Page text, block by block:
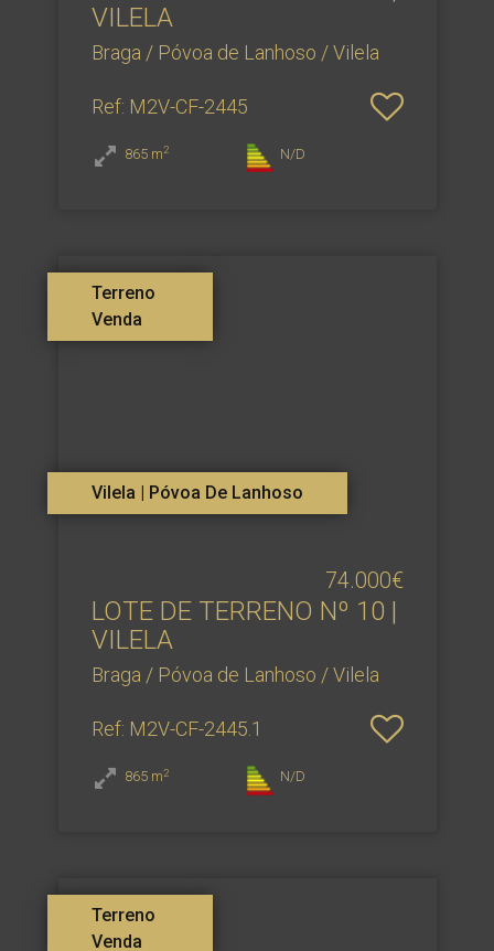
VILELA
Braga / Póvoa de Lanhoso / Vilela
Ref: M2V-CF-2445
865 m2 N/D
Terreno
Venda
Vilela | Póvoa De Lanhoso
74.000€
LOTE DE TERRENO Nº 10 |
VILELA
Braga / Póvoa de Lanhoso / Vilela
Ref: M2V-CF-2445.1
865 m2 N/D
Terreno
Venda